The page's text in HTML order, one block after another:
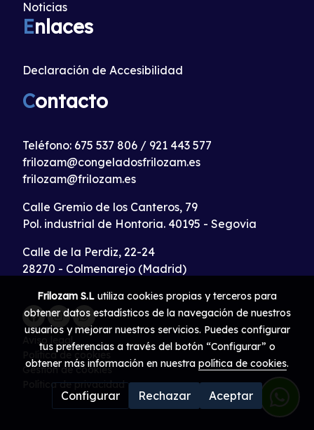
Noticias
Enlaces
Declaración de Accesibilidad
Contacto
Teléfono: 675 537 806 / 921 443 577
frilozam@congeladosfrilozam.es
frilozam@frilozam.es
Calle Gremio de los Canteros, 79
Pol. industrial de Hontoria. 40195 - Segovia
Calle de la Perdiz, 22-24
28270 - Colmenarejo (Madrid)
Aviso legal
Política de cookies
Gestión de cookies
Política de privacidad
Frilozam S.L utiliza cookies propias y terceros para
obtener datos estadísticos de la navegación de nuestros
usuarios y mejorar nuestros servicios. Puedes configurar
tus preferencias a través del botón “Configurar” o
obtener más información en nuestra política de cookies.
Configurar Rechazar Aceptar